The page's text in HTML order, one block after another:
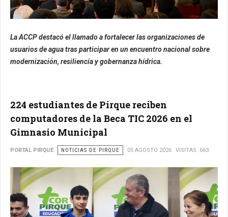
La ACCP destacó el llamado a fortalecer las organizaciones de
usuarios de agua tras participar en un encuentro nacional sobre
modernización, resiliencia y gobernanza hídrica.
224 estudiantes de Pirque reciben
computadores de la Beca TIC 2026 en el
Gimnasio Municipal
PORTAL PIRQUE NOTICIAS DE PIRQUE 05 AGOSTO 2026 VISITAS: 663